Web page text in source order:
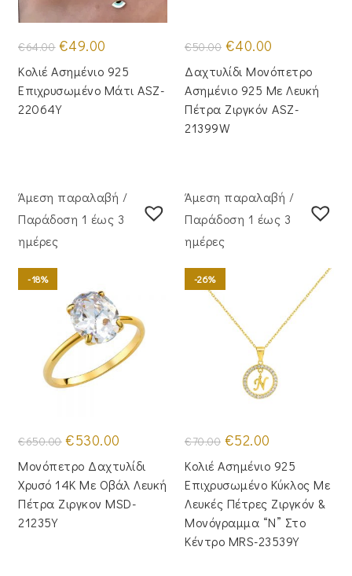
€64.00 Original
price
€64.00.
€49.00
τιμή
είναι:
€49.00.
Κολιέ Ασημένιο 925
Επιχρυσωμένο Μάτι ASZ-
22064Y
€50.00 Original
price
was:
€50.00.
€40.00
τιμή
είναι:
€40.00.
Δαχτυλίδι Μονόπετρο
Ασημένιο 925 Με Λευκή
Πέτρα Ζιργκόν ASZ-
21399W
Άμεση παραλαβή /
Παράδoση 1 έως 3
ημέρες
-18%
€650.00 Original
price
€650.00.
€530.00
τιμή
είναι:
€530.00.
Μονόπετρο Δαχτυλίδι
Χρυσό 14K Με Οβάλ Λευκή
Πέτρα Ζιργκον MSD-
21235Y
Άμεση παραλαβή /
Παράδoση 1 έως 3
ημέρες
-26%
€70.00 Original
price
€70.00.
€52.00
τιμή
είναι:
€52.00.
Κολιέ Ασημένιο 925
Επιχρυσωμένο Κύκλος Με
Λευκές Πέτρες Ζιργκόν &
Μονόγραμμα “Ν” Στο
Κέντρο MRS-23539Y